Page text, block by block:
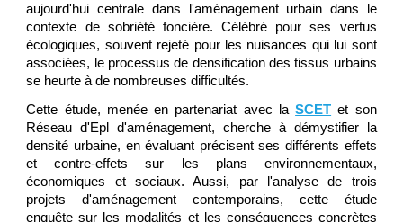
aujourd'hui centrale dans l'aménagement urbain dans le
contexte de sobriété foncière. Célébré pour ses vertus
écologiques, souvent rejeté pour les nuisances qui lui sont
associées, le processus de densification des tissus urbains
se heurte à de nombreuses difficultés.
Cette étude, menée en partenariat avec laSCET et son
Réseau d'Epl d'aménagement, cherche à démystifier la
densité urbaine, en évaluant précisent ses différents effets
et contre-effets sur les plans environnementaux,
économiques et sociaux. Aussi, par l'analyse de trois
projets d'aménagement contemporains, cette étude
enquête sur les modalités et les conséquences concrètes